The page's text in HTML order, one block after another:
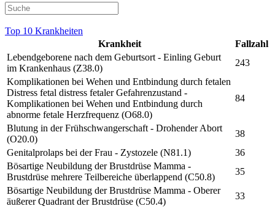
Top 10 Krankheiten
Krankheit
Fallzahl
Lebendgeborene nach dem Geburtsort - Einling Geburt
im Krankenhaus (Z38.0)
243
Komplikationen bei Wehen und Entbindung durch fetalen
Distress fetal distress fetaler Gefahrenzustand -
Komplikationen bei Wehen und Entbindung durch
abnorme fetale Herzfrequenz (O68.0)
84
Blutung in der Frühschwangerschaft - Drohender Abort
(O20.0)
38
Genitalprolaps bei der Frau - Zystozele (N81.1)
36
Bösartige Neubildung der Brustdrüse Mamma -
Brustdrüse mehrere Teilbereiche überlappend (C50.8)
35
Bösartige Neubildung der Brustdrüse Mamma - Oberer
äußerer Quadrant der Brustdrüse (C50.4)
33